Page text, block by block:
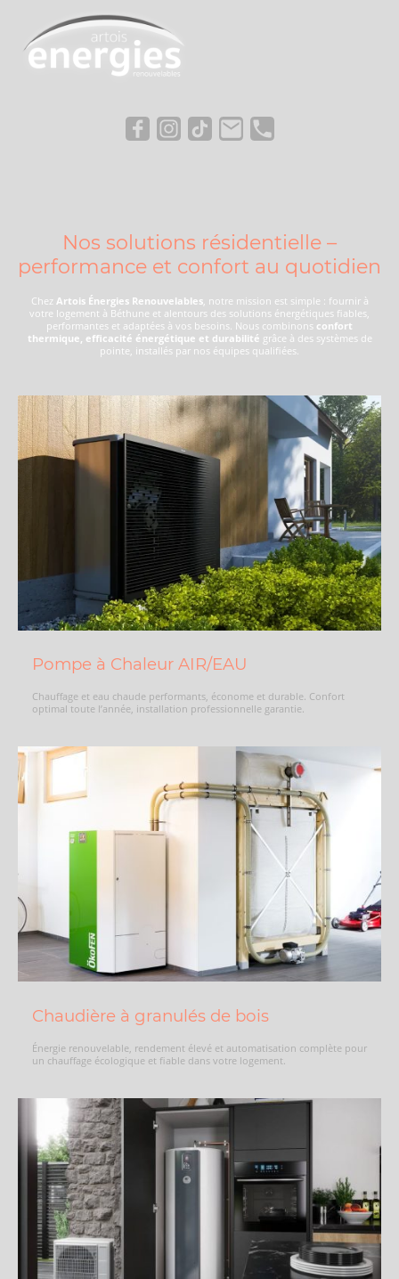
Nos solutions résidentielle –
performance et confort au quotidien
Chez Artois Énergies Renouvelables, notre mission est simple : fournir à
votre logement à Béthune et alentours des solutions énergétiques fiables,
performantes et adaptées à vos besoins. Nous combinons confort
thermique, efficacité énergétique et durabilité grâce à des systèmes de
pointe, installés par nos équipes qualifiées.
Pompe à Chaleur AIR/EAU
Chauffage et eau chaude performants, économe et durable. Confort
optimal toute l’année, installation professionnelle garantie.
Chaudière à granulés de bois
Énergie renouvelable, rendement élevé et automatisation complète pour
un chauffage écologique et fiable dans votre logement.